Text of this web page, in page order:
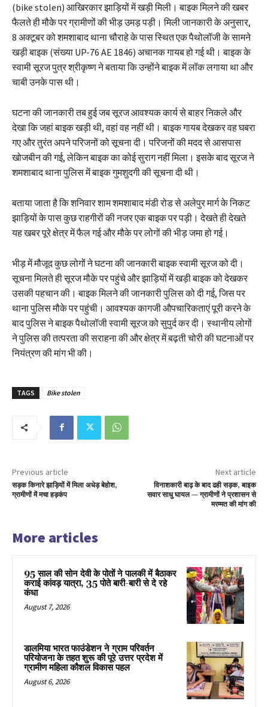
(bike stolen) आखिरकार झाड़ियों में खड़ी मिली। बाइक मिलने की खबर
फैलते ही मौके पर ग्रामीणों की भीड़ उमड़ पड़ी। मिली जानकारी के अनुसार,
8 अक्टूबर को शमशाबाद थाना चौराहे के पास स्थित एक पैथोलॉजी के सामने
खड़ी बाइक (संख्या UP-76 AE 1846) अचानक गायब हो गई थी। बाइक के
स्वामी सूरज पुत्र श्रीकृष्ण ने बताया कि उन्होंने बाइक में लॉक लगाया था और
चाबी उनके पास थी।
घटना की जानकारी तब हुई जब सूरज आवश्यक कार्य से बाहर निकले और
देखा कि जहां बाइक खड़ी थी, वहां वह नहीं थी। बाइक गायब देखकर वह घबरा
गए और तुरंत अपने परिजनों को सूचना दी। परिजनों की मदद से आसपास
खोजबीन की गई, लेकिन बाइक का कोई सुराग नहीं मिला। इसके बाद सूरज ने
शमशाबाद थाना पुलिस में बाइक गुमशुदगी की सूचना दी थी।
बताया जाता है कि शनिवार शाम शमशाबाद मंडी रोड से अलेपुर मार्ग के निकट
झाड़ियों के पास कुछ राहगीरों की नजर एक बाइक पर पड़ी। देखते ही देखते
यह खबर पूरे क्षेत्र में फैल गई और मौके पर लोगों की भीड़ जमा हो गई।
भीड़ में मौजूद कुछ लोगों ने घटना की जानकारी बाइक स्वामी सूरज को दी।
सूचना मिलते ही सूरज मौके पर पहुंचे और झाड़ियों में खड़ी बाइक को देखकर
उसकी पहचान की। बाइक मिलने की जानकारी पुलिस को दी गई, जिस पर
थाना पुलिस मौके पर पहुंची। आवश्यक कागजी औपचारिकताएं पूरी करने के
बाद पुलिस ने बाइक पैथोलॉजी स्वामी सूरज को सुपुर्द कर दी। स्थानीय लोगों
ने पुलिस की तत्परता की सराहना की और क्षेत्र में बढ़ती चोरी की घटनाओं पर
नियंत्रण की मांग भी की।
TAGS Bike stolen
Previous article
सड़क किनारे झाड़ियों में मिला अधेड़ बेहोश,
ग्रामीणों में मचा हड़कंप
Next article
विनाशकारी बाढ़ के बाद ढही सड़क, बाइक
सवार साधु घायल — ग्रामीणों ने प्रशासन से
मरम्मत की मांग की
More articles
95 साल की सोन देवी के पोतों ने पालकी में बैठाकर
कराई कांवड़ यात्रा, 35 पोते बारी-बारी से दे रहे
कंधा
August 7, 2026
डालमिया भारत फाउंडेशन ने ग्राम परिवर्तन
परियोजना के तहत शुरू की पूरे उत्तर प्रदेश में
ग्रामीण महिला कौशल विकास पहल
August 6, 2026